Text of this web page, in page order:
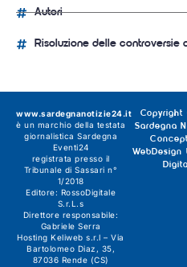
Autori
Risoluzione delle controversie
Copyright
Sardegna
WebDesign
www.sardegnanotizie24.it
è un marchio della testata
giornalistica Sardegna
Eventi24
registrata presso il
Tribunale di Sassari n°
1/2018
Editore: RossoDigitale
S.r.L.s
Direttore responsabile:
Gabriele Serra
Hosting Keliweb s.r.l – Via
Bartolomeo Diaz, 35,
87036 Rende (CS)